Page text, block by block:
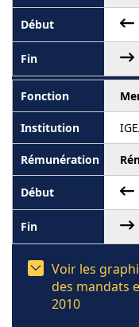
Voir les
des mandats
2010